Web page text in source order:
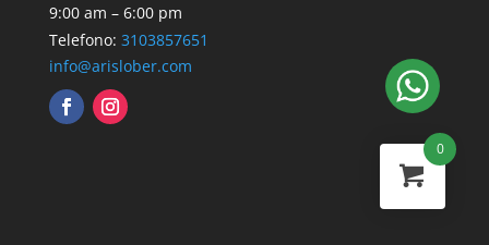
9:00 am – 6:00 pm
Telefono: 3103857651
info@arislober.com
0